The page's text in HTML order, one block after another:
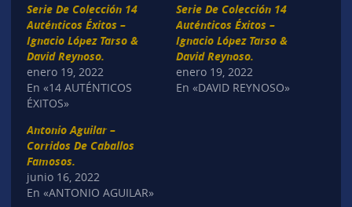
Serie De Colección 14
Auténticos Éxitos –
Ignacio López Tarso &
David Reynoso.
enero 19, 2022
En «14 AUTÉNTICOS
ÉXITOS»
Serie De Colección 14
Auténticos Éxitos –
Ignacio López Tarso &
David Reynoso.
enero 19, 2022
En «DAVID REYNOSO»
Antonio Aguilar –
Corridos De Caballos
Famosos.
junio 16, 2022
En «ANTONIO AGUILAR»